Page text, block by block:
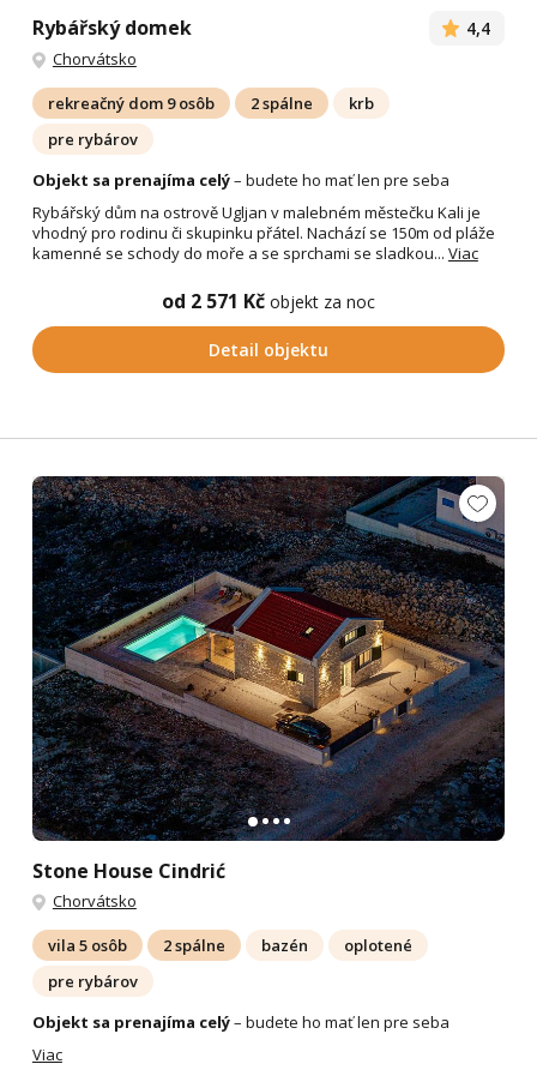
Rybářský domek 4,4
Chorvátsko
rekreačný dom 9 osôb 2 spálne
krb
pre rybárov
Objekt sa prenajíma celý– budete ho mať len pre seba
Rybářský dům na ostrově Ugljan v malebném městečku Kali je
vhodný pro rodinu či skupinku přátel. Nachází se 150m od pláže
kamenné se schody do moře a se sprchami se sladkou... Viac
od 2 571 Kč objekt za noc
Detail objektu
Stone House Cindrić
Chorvátsko
vila 5 osôb 2 spálne bazén
oplotené
pre rybárov
Objekt sa prenajíma celý– budete ho mať len pre seba
Viac